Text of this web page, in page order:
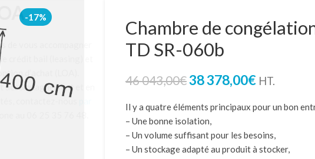
LOA
proposons de vous accompagner
le crédit bail (leasing) et
avec option d’achat (LOA).
de cet accompagnement et en
les modalités, contactez-nous
par téléphone au 06 25 35 76 48.
-17%
Chambre de
TD SR-060b
46 043,00€38 378,00€ HT.
Il y a quatre éléments principaux pour un bon
– Une bonne isolation,
– Un volume suffisant pour les besoins,
– Un stockage adapté au produit à stocker,